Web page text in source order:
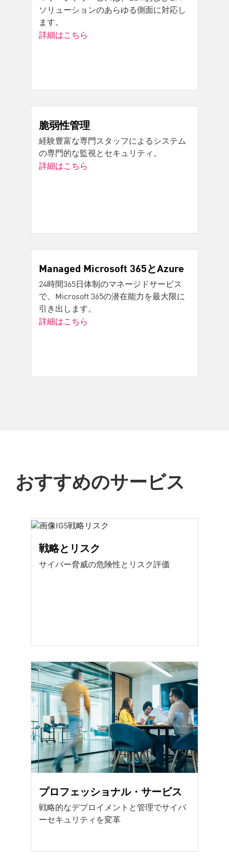
ソリューションのあらゆる側面に対応し
ます。
詳細はこちら
脆弱性管理
経験豊富な専門スタッフによるシステム
の専門的な監視とセキュリティ。
詳細はこちら
Managed Microsoft 365とAzure
24時間365日体制のマネージドサービス
で、Microsoft 365の潜在能力を最大限に
引き出します。
詳細はこちら
おすすめのサービス
戦略とリスク
サイバー脅威の危険性とリスク評価
プロフェッショナル・サービス
戦略的なデプロイメントと管理でサイバ
ーセキュリティを変革